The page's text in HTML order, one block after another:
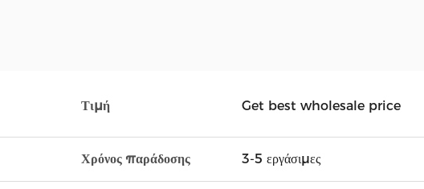
Τιμή Get best wholesale price
Χρόνος παράδοσης 3-5 εργάσιμες